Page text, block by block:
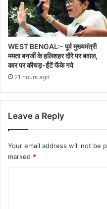
WEST BENGAL:- पूर्व मुख्यमंत्री
ममता बनर्जी के हलिशहर दौरे पर बवाल,
कार पर कीचड़-ईंटें फेंके गये
21 hours ago
Leave a Reply
Your email address will not be
marked *